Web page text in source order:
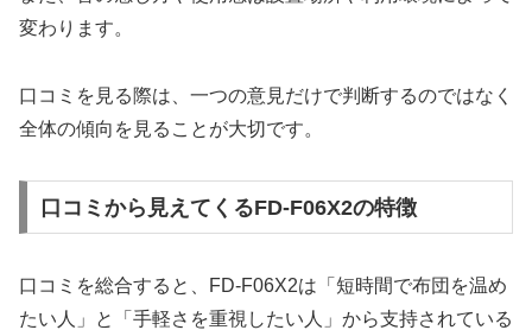
変わります。
口コミを見る際は、一つの意見だけで判断するのではなく
全体の傾向を見ることが大切です。
口コミから見えてくるFD-F06X2の特徴
口コミを総合すると、FD-F06X2は「短時間で布団を温め
たい人」と「手軽さを重視したい人」から支持されている